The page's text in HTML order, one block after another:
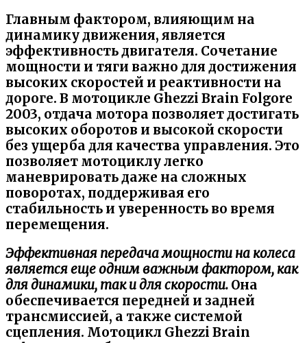
Главным фактором, влияющим на
динамику движения, является
эффективность двигателя. Сочетание
мощности и тяги важно для достижения
высоких скоростей и реактивности на
дороге. В мотоцикле Ghezzi Brain Folgore
2003, отдача мотора позволяет достигать
высоких оборотов и высокой скорости
без ущерба для качества управления. Это
позволяет мотоциклу легко
маневрировать даже на сложных
поворотах, поддерживая его
стабильность и уверенность во время
перемещения.
Эффективная передача мощности на колеса
является еще одним важным фактором, как
для динамики, так и для скорости. Она
обеспечивается передней и задней
трансмиссией, а также системой
сцепления. Мотоцикл Ghezzi Brain